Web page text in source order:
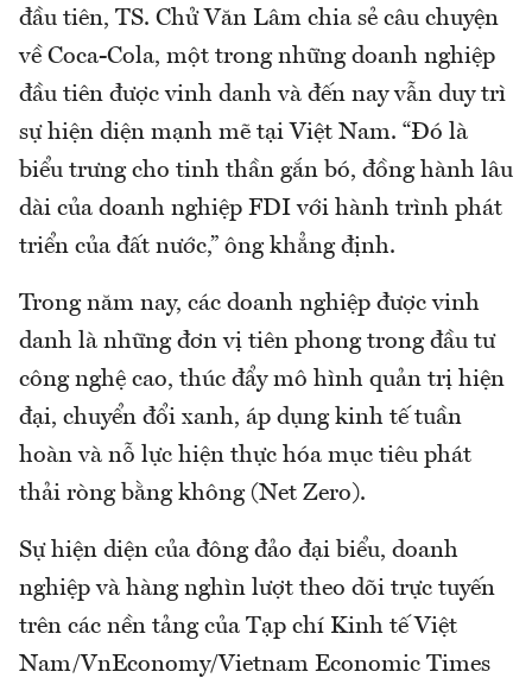
đầu tiên, TS. Chử Văn Lâm chia sẻ câu chuyện
về Coca-Cola, một trong những doanh nghiệp
đầu tiên được vinh danh và đến nay vẫn duy trì
sự hiện diện mạnh mẽ tại Việt Nam. “Đó là
biểu trưng cho tinh thần gắn bó, đồng hành lâu
dài của doanh nghiệp FDI với hành trình phát
triển của đất nước,” ông khẳng định.​
Trong năm nay, các doanh nghiệp được vinh
danh là những đơn vị tiên phong trong đầu tư
công nghệ cao, thúc đẩy mô hình quản trị hiện
đại, chuyển đổi xanh, áp dụng kinh tế tuần
hoàn và nỗ lực hiện thực hóa mục tiêu phát
thải ròng bằng không (Net Zero).
Sự hiện diện của đông đảo đại biểu, doanh
nghiệp và hàng nghìn lượt theo dõi trực tuyến
trên các nền tảng của Tạp chí Kinh tế Việt
Nam/VnEconomy/Vietnam Economic Times